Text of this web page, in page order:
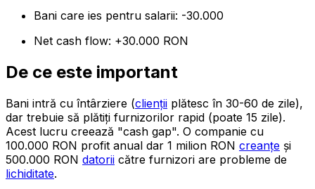
Bani care ies pentru salarii: -30.000
Net cash flow: +30.000 RON
De ce este important
Bani intră cu întârziere (clienții plătesc în 30-60 de zile),
dar trebuie să plătiți furnizorilor rapid (poate 15 zile).
Acest lucru creează "cash gap". O companie cu
100.000 RON profit anual dar 1 milion RON creanțe și
500.000 RON datorii către furnizori are probleme de
lichiditate.